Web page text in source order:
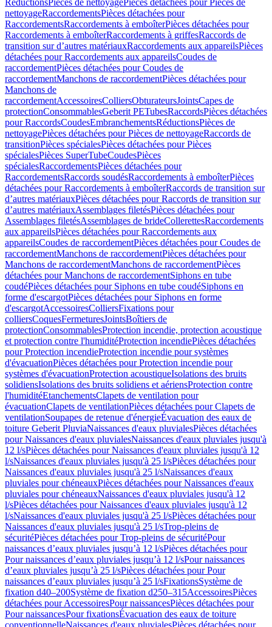
RéductionsPièces de nettoyagePièces détachées pour Pièces de
nettoyageRaccordementsPièces détachées pour
RaccordementsRaccordements à emboîterPièces détachées pour
Raccordements à emboîterRaccordements à griffesRaccords de
transition sur d’autres matériauxRaccordements aux appareilsPièces
détachées pour Raccordements aux appareilsCoudes de
raccordementPièces détachées pour Coudes de
raccordementManchons de raccordementPièces détachées pour
Manchons de
raccordementAccessoiresColliersObturateursJointsCapes de
protectionConsommablesGeberit PETubesRaccordsPièces détachées
pour RaccordsCoudesEmbranchementsRéductionsPièces de
nettoyagePièces détachées pour Pièces de nettoyageRaccords de
transitionPièces spécialesPièces détachées pour Pièces
spécialesPièces SuperTubeCoudesPièces
spécialesRaccordementsPièces détachées pour
RaccordementsRaccords soudésRaccordements à emboîterPièces
détachées pour Raccordements à emboîterRaccords de transition sur
d’autres matériauxPièces détachées pour Raccords de transition sur
d’autres matériauxAssemblages filetésPièces détachées pour
Assemblages filetésAssemblages de brideCollerettesRaccordements
aux appareilsPièces détachées pour Raccordements aux
appareilsCoudes de raccordementPièces détachées pour Coudes de
raccordementManchons de raccordementPièces détachées pour
Manchons de raccordementManchons de raccordementPièces
détachées pour Manchons de raccordementSiphons en tube
coudéPièces détachées pour Siphons en tube coudéSiphons en
forme d'escargotPièces détachées pour Siphons en forme
d'escargotAccessoiresColliersFixations pour
colliersCoquesFermeturesJointsBoîtiers de
protectionConsommablesProtection incendie, protection acoustique
et protection contre l'humiditéProtection incendiePièces détachées
pour Protection incendieProtection incendie pour systèmes
d'évacuationPièces détachées pour Protection incendie pour
systèmes d'évacuationProtection acoustiqueIsolations des bruits
solidiensIsolations des bruits solidiens et aériensProtection contre
l'humiditéEtanchementsClapets de ventilation pour
évacuationClapets de ventilationPièces détachées pour Clapets de
ventilationSoupapes de retenue d'énergieÉvacuation des eaux de
toiture Geberit PluviaNaissances d'eaux pluvialesPièces détachées
pour Naissances d'eaux pluvialesNaissances d'eaux pluviales jusqu'à
12 l/sPièces détachées pour Naissances d'eaux pluviales jusqu'à 12
l/sNaissances d'eaux pluviales jusqu'à 25 l/sPièces détachées pour
Naissances d'eaux pluviales jusqu'à 25 l/sNaissances d'eaux
pluviales pour chéneauxPièces détachées pour Naissances d'eaux
pluviales pour chéneauxNaissances d'eaux pluviales jusqu'à 12
l/sPièces détachées pour Naissances d'eaux pluviales jusqu'à 12
l/sNaissances d'eaux pluviales jusqu'à 25 l/sPièces détachées pour
Naissances d'eaux pluviales jusqu'à 25 l/sTrop-pleins de
sécuritéPièces détachées pour Trop-pleins de sécuritéPour
naissances d’eaux pluviales jusqu’à 12 l/sPièces détachées pour
Pour naissances d’eaux pluviales jusqu’à 12 l/sPour naissances
d’eaux pluviales jusqu’à 25 l/sPièces détachées pour Pour
naissances d’eaux pluviales jusqu’à 25 l/sFixationsSystème de
fixation d40–200Système de fixation d250–315AccessoiresPièces
détachées pour AccessoiresPour naissancesPièces détachées pour
Pour naissancesPour fixationsÉvacuation des eaux de toiture
conventionnelleNaissances d'eaux pluvialesPièces détachées pour